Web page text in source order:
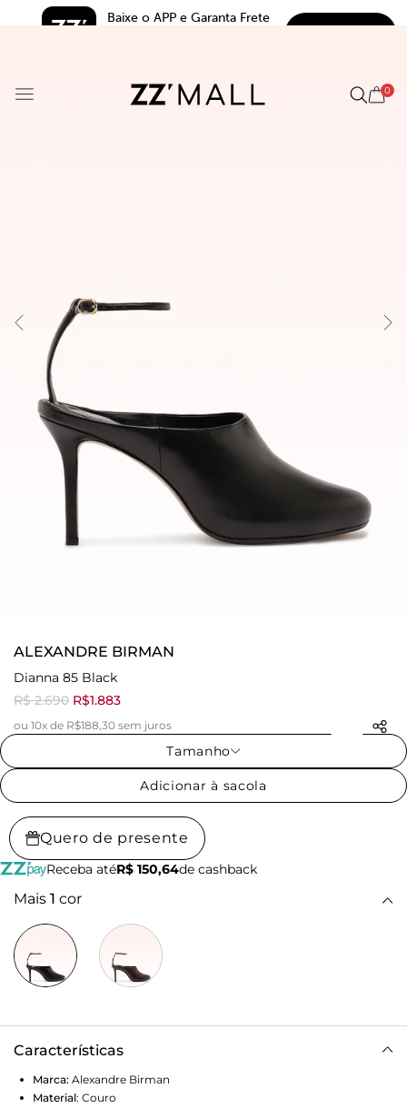
Baixe o APP e Garanta Frete
0
ALEXANDRE BIRMAN
Dianna 85 Black
R$ 2.690 R$1.883
ou 10x de R$188,30 sem juros
Tamanho
Adicionar à sacola
Quero de presente
Receba atéR$ 150,64de cashback
Mais 1 cor
Características
Marca: Alexandre Birman
Material: Couro